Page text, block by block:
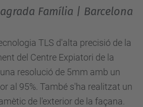
Família | Barcelona
TLS d'alta precisió de la
del Centre Expiatori de la
resolució de 5mm amb un
al 95%. També s'ha realitzat un
de l'exterior de la façana.